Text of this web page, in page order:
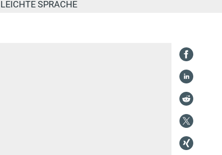
LEICHTE SPRACHE